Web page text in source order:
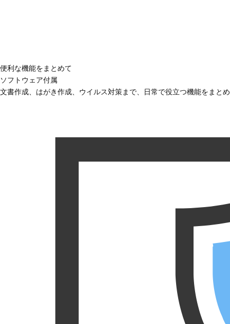
便利な機能をまとめて
ソフトウェア付属
文書作成、はがき作成、ウイルス対策まで、日常で役立つ機能をまと